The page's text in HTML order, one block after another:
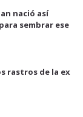
nació así
sembrar ese
rastros de la ex